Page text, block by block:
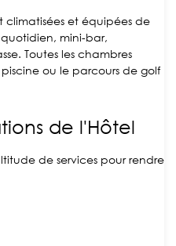
climatisées et équipées de
mini-bar,
Toutes les chambres
ou le parcours de golf
de l'Hôtel
de services pour rendre